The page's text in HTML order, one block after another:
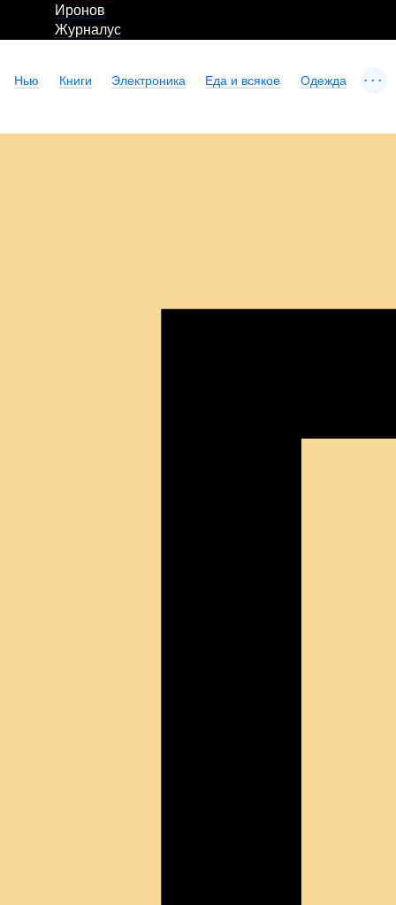
Иронов
Журналус
Нью Книги Электроника Еда и всякое Одежда ...